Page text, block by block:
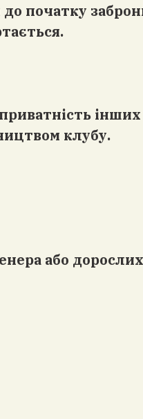
початку
інших
клубу.
або